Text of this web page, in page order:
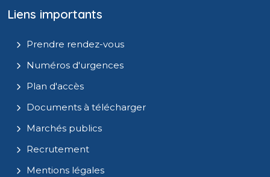
Liens importants
Prendre rendez-vous
Numéros d'urgences
Plan d'accès
Documents à télécharger
Marchés publics
Recrutement
Mentions légales